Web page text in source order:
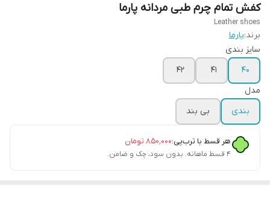
کفش تمام چرم طبی مردانه پارما
Leather shoes
برند:پارما
سایز بندی
40
41
42
مدل
بندی
بی بند
هر قسط با ترب‌پی:۸۵۰٬۰۰۰ تومان
۴ قسط ماهانه. بدون سود، چک و ضامن.